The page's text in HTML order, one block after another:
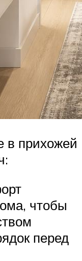
в прихожей
чтобы
перед